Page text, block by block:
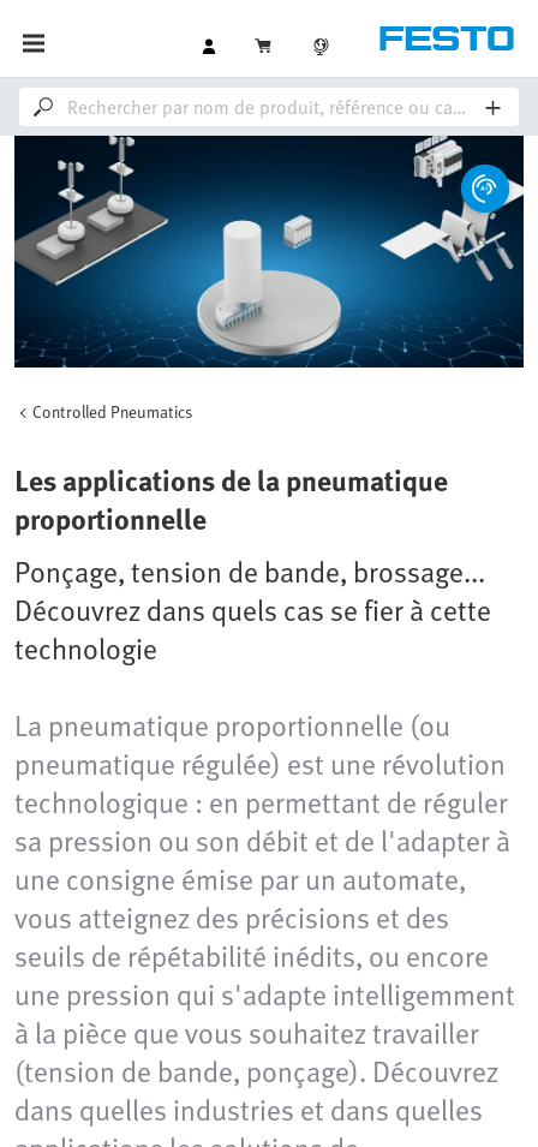
Controlled Pneumatics
Les applications de la pneumatique
proportionnelle
Ponçage, tension de bande, brossage...
Découvrez dans quels cas se fier à cette
technologie
La pneumatique proportionnelle (ou
pneumatique régulée) est une révolution
technologique : en permettant de réguler
sa pression ou son débit et de l'adapter à
une consigne émise par un automate,
vous atteignez des précisions et des
seuils de répétabilité inédits, ou encore
une pression qui s'adapte intelligemment
à la pièce que vous souhaitez travailler
(tension de bande, ponçage). Découvrez
dans quelles industries et dans quelles